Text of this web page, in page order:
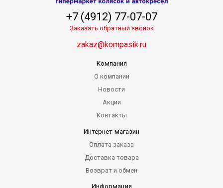
+7 (4912) 77-07-07
Заказать обратный звонок
zakaz@kompasik.ru
Компания
О компании
Новости
Акции
Контакты
Интернет-магазин
Оплата заказа
Доставка товара
Возврат и обмен
Информация